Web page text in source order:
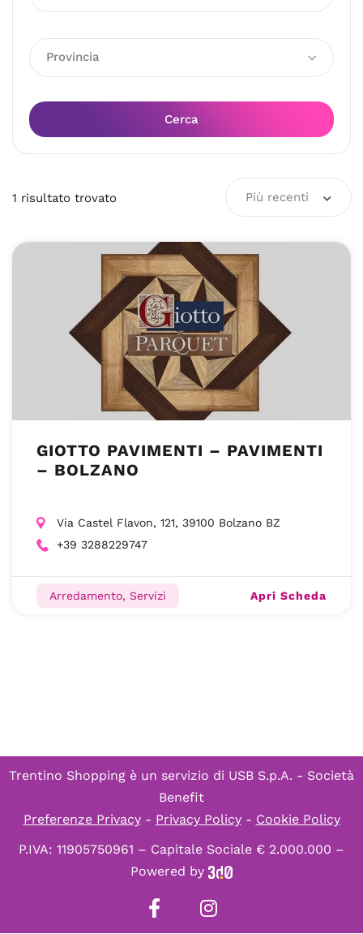
Provincia
Cerca
1 risultato trovato Più recenti
GIOTTO PAVIMENTI – PAVIMENTI
– BOLZANO
Via Castel Flavon, 121, 39100 Bolzano BZ
+39 3288229747
Arredamento, Servizi Apri Scheda
Trentino Shopping è un servizio di USB S.p.A. - Società
Benefit
Preferenze Privacy- Privacy Policy- Cookie Policy
P.IVA: 11905750961 – Capitale Sociale € 2.000.000 –
Powered by